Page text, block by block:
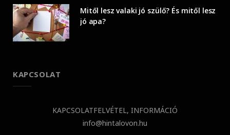
Mitől lesz valaki jó szülő? És mitől lesz
jó apa?
KAPCSOLAT
KAPCSOLATFELVÉTEL, INFORMÁCIÓ
info@hintalovon.hu